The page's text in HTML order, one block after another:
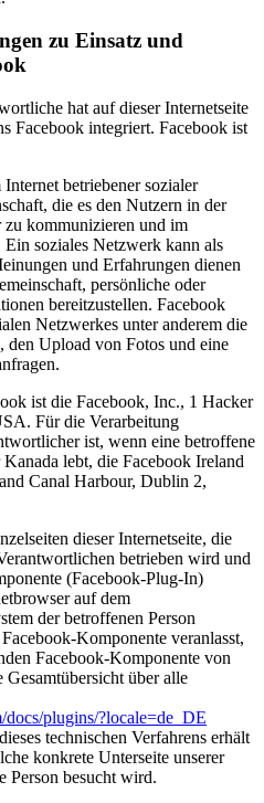
zu Einsatz und
hat auf dieser Internetseite
Facebook integriert. Facebook ist
betriebener sozialer
die es den Nutzern in der
zu kommunizieren und im
soziales Netzwerk kann als
und Erfahrungen dienen
persönliche oder
bereitzustellen. Facebook
Netzwerkes unter anderem die
Upload von Fotos und eine
ist die Facebook, Inc., 1 Hacker
Für die Verarbeitung
ist, wenn eine betroffene
lebt, die Facebook Ireland
Canal Harbour, Dublin 2,
dieser Internetseite, die
betrieben wird und
(Facebook-Plug-In)
auf dem
der betroffenen Person
Komponente veranlasst,
Facebook-Komponente von
über alle
plugins/?locale=de_DE
technischen Verfahrens erhält
konkrete Unterseite unserer
Person besucht wird.